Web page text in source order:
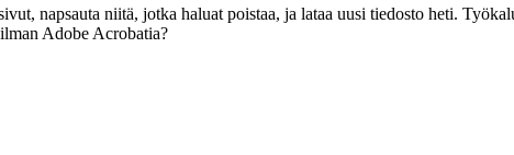
napsauta niitä, jotka haluat poistaa, ja lataa uusi tiedosto heti.
Adobe Acrobatia?